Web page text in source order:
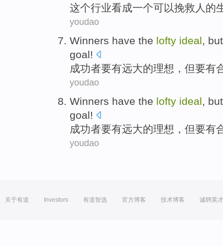
这个行业看成一个可以挽救 人 的
youdao
Winners have the lofty ideal, but
goal!
成功者要有远大的理想 ， 但要有
youdao
Winners have the lofty ideal
but
goal!
成功者要有远大的理想 ， 但要有
youdao
关于有道 Investors 有道智选 官方博客 技术博客 诚聘英才